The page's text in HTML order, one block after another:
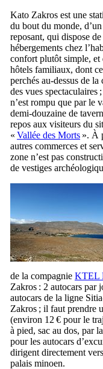
Kato Zakros est une
du bout du monde,
reposant, qui dispose
hébergements chez
confort plutôt simple, et
hôtels familiaux, dont
perchés au-dessus de la
des vues spectaculaires
n’est rompu que par le
demi-douzaine de
repos aux visiteurs du
« Vallée des Morts ». À
autres commerces et
zone n’est pas
de vestiges
de la compagnie KTEL
Zakros : 2 autocars par
autocars de la ligne
Zakros ; il faut prendre
(environ 12 € pour le
à pied, sac au dos, par
pour les autocars
dirigent directement
palais minoen.